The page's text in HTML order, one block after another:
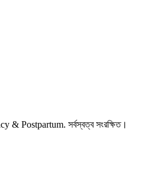
Postpartum. সর্বস্বত্ব সংরক্ষিত।